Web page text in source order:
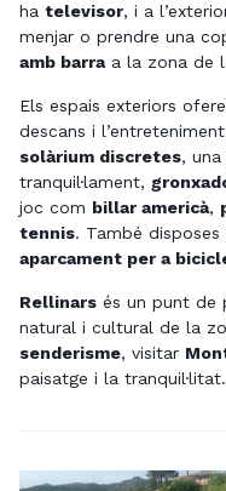
ha televisor, i a
menjar o prendre una
amb barraa la zona de
Els espais exteriors
descans i
solàrium discretes,
tranquil·lament,
joc com billar americà,
tennis. També disposes
aparcament per a
Rellinars és un punt de
natural i cultural de la
senderisme, visitar
paisatge i la tranquil·litat.